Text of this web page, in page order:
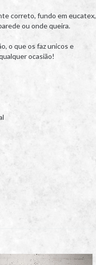
correto, fundo em eucatex,
ou onde queira.
o que os faz unicos e
ocasião!